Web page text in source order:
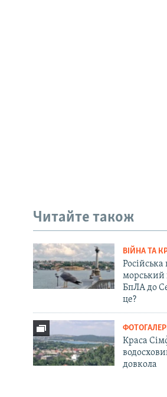
Читайте також
ВІЙНА ТА
Російська
морський
БпЛА до
це?
Краса
довкола